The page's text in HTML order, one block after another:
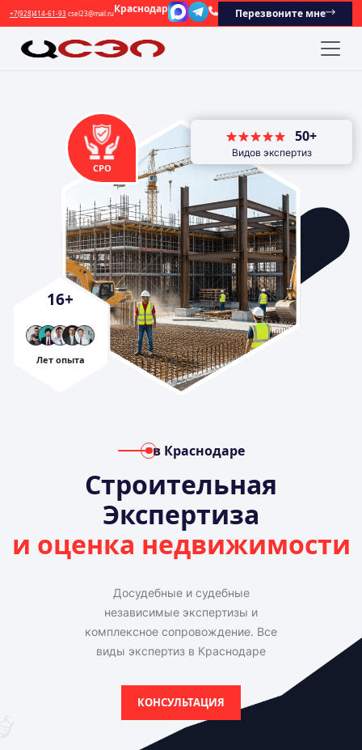
+7(928)414-61-93 csel23@mail.ruКраснодар Перезвоните мне
в Краснодаре
Строительная
Экспертиза
и оценка недвижимости
Досудебные и судебные
независимые экспертизы и
комплексное сопровождение. Все
виды экспертиз в Краснодаре
КОНСУЛЬТАЦИЯ
16+
Лет опыта
СРО
50+
Видов экспертиз